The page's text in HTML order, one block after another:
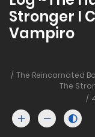
Stronger I
Vampiro
The Reincarnated
The